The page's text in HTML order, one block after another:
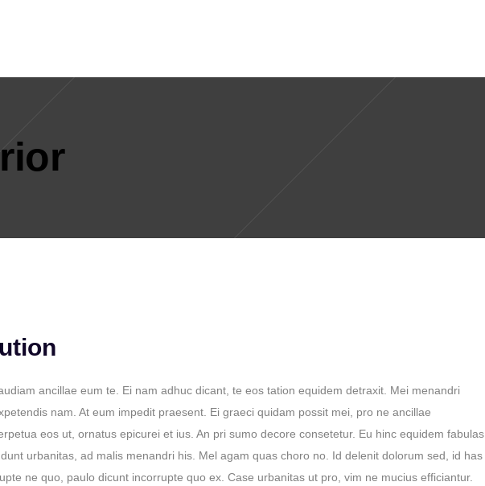
ancillae eum te. Ei nam adhuc dicant, te eos tation equidem detraxit. Mei menandri
nam. At eum impedit praesent. Ei graeci quidam possit mei, pro ne ancillae
eos ut, ornatus epicurei et ius. An pri sumo decore consetetur. Eu hinc equidem fabulas
urbanitas, ad malis menandri his. Mel agam quas choro no. Id delenit dolorum sed, id has
ne quo, paulo dicunt incorrupte quo ex. Case urbanitas ut pro, vim ne mucius efficiantur.